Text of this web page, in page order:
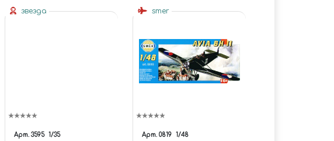
звезда
Арт. 3595 1/35
smer
Арт. 0819 1/48